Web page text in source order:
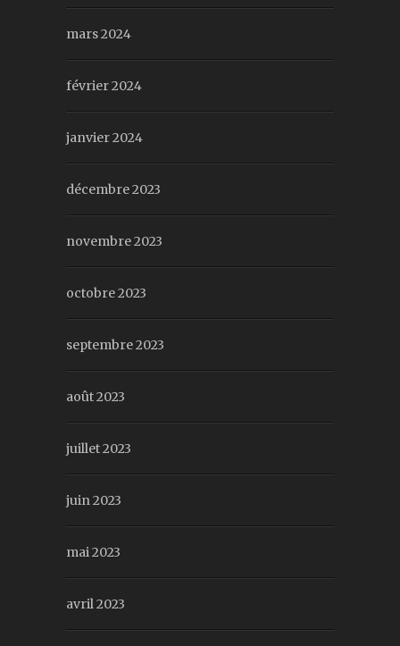
mars 2024
février 2024
janvier 2024
décembre 2023
novembre 2023
octobre 2023
septembre 2023
août 2023
juillet 2023
juin 2023
mai 2023
avril 2023